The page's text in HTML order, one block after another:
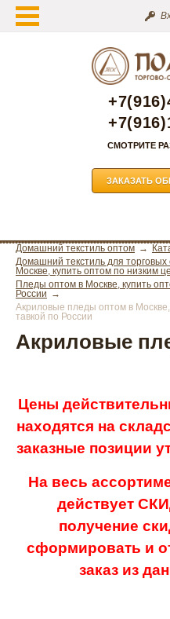
СМОТРИТЕ
ЗАКАЗАТЬ
Домашний текстиль оптом
Домашний текстиль для
Москве, купить оптом по низким
Пледы оптом в Москве, купить
России
Акриловые пледы оптом в
тавкой по России
Акриловые
Цены
находятся на
заказные позиции
На весь
действует
получение
сформировать и
заказ из